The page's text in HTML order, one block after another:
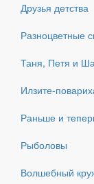
Друзья детства
Разноцветные
Таня, Петя и
Илзите-
Раньше и
Рыболовы
Волшебный